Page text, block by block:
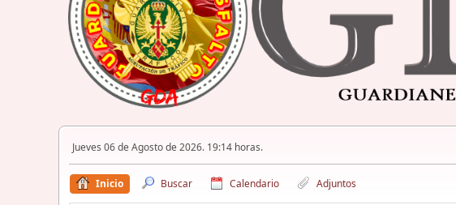
Jueves 06 de Agosto de 2026. 19:14 horas.
Inicio Buscar Calendario Adjuntos